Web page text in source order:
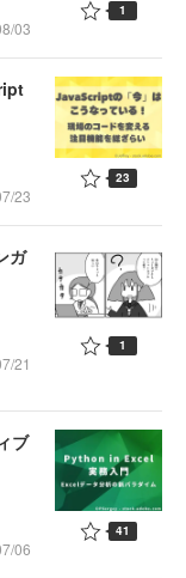
03
1
23
23
ガ
21
1
ブ
06
41